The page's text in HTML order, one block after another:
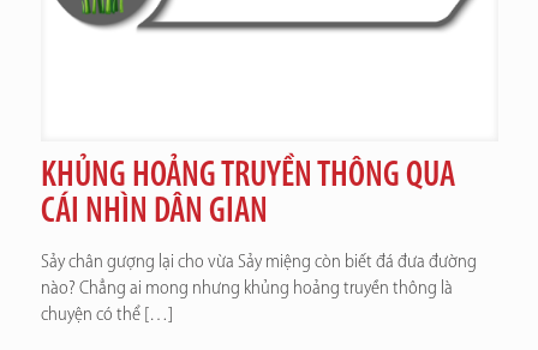
KHỦNG HOẢNG TRUYỀN THÔNG QUA
CÁI NHÌN DÂN GIAN
Sảy chân gượng lại cho vừa Sảy miệng còn biết đá đưa đường
nào? Chẳng ai mong nhưng khủng hoảng truyền thông là
chuyện có thể[…]